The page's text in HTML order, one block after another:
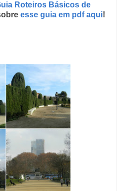
Roteiros Básicos de
esse guia em pdf aqui!